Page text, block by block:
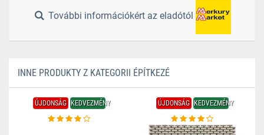
További információkért az eladótól
INNE PRODUKTY Z KATEGORII ÉPÍTKEZÉ
ÚJDONSÁG KEDVEZMÉNY ÚJDONSÁG KEDVEZMÉNY